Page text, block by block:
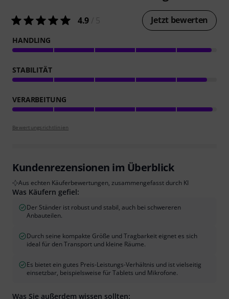
4.9 Jetzt bewerten
HANDLING
STABILITÄT
VERARBEITUNG
Bewertungsrichtlinien
Kundenrezensionen im Überblick
Aus echten Käuferbewertungen, zusammengefasst durch KI
Was Käufern gefiel:
Der Ständer ist robust und stabil, auch bei schwereren
Anbauteilen.
Durch seine kompakte Größe und Tragbarkeit eignet es sich
ideal für den Transport und kleine Räume.
Es bietet ein gutes Preis-Leistungs-Verhältnis und ist vielseitig
einsetzbar, beispielsweise für Tablets und Mikrofone.
Was Sie außerdem wissen sollten: